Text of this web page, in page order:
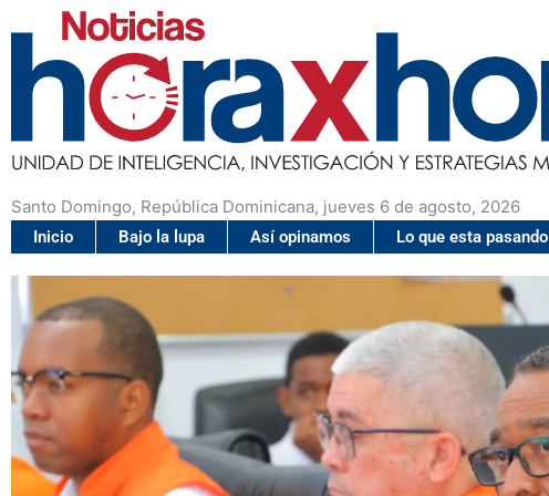
Santo Domingo, República Dominicana, jueves 6 de agosto, 2026
Inicio Bajo la lupa Así opinamos Lo que esta pasando